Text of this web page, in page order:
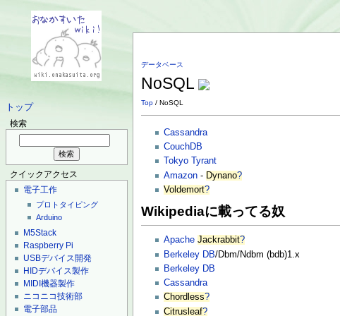
トップ
検索
クイックアクセス
電子工作
プロトタイピング
Arduino
M5Stack
Raspberry Pi
USBデバイス開発
HIDデバイス製作
MIDI機器製作
ニコニコ技術部
電子部品
データベース
NoSQL
Top / NoSQL
Cassandra
CouchDB
Tokyo Tyrant
Amazon - Dynano?
Voldemort?
Wikipediaに載ってる奴
Apache Jackrabbit?
Berkeley DB/Dbm/Ndbm (bdb)1.x
Berkeley DB
Cassandra
Chordless?
Citrusleaf?